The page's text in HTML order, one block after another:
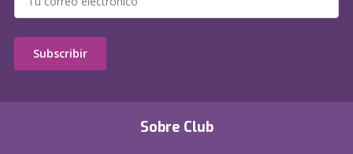
Sobre Club
Subscribir